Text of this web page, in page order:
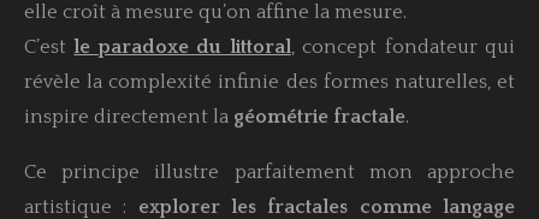
elle croît à mesure qu’on affine la mesure.
C’est le paradoxe du littoral, concept fondateur qui
révèle la complexité infinie des formes naturelles, et
inspire directement la géométrie fractale.
Ce principe illustre parfaitement mon approche
artistique : explorer les fractales comme langage